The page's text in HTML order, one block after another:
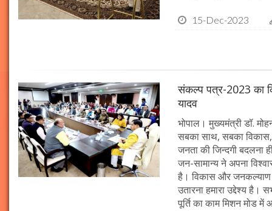
15-Dec-2023
संकल्प पत्र-2023 का
यादव
भोपाल। मुख्यमंत्री डॉ.
सबका साथ, सबका
जनता की जिन्दगी बदलना
जन-सामान्य ने अपना
है। विकास और
उतारना हमारा उद्देश्य
पूर्ति का काम मिशन मोड